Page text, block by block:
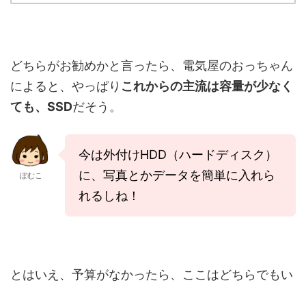
どちらがお勧めかと言ったら、電気屋のおっちゃん
によると、やっぱり これからの主流は容量が少なく
ても、SSDだそう。
ぽむこ
今は外付けHDD（ハードディスク）
に、写真とかデータを簡単に入れら
れるしね！
とはいえ、予算がなかったら、ここはどちらでもい